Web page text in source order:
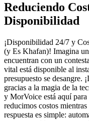
Reduciendo
Disponibilidad
¡Disponibilidad 24/7 y
(y Es Khafan)! Imagina
encuentran con un
vital está disponible al
presupuesto se desangre.
gracias a la magia de la
y MorVoice está aquí
reducimos costos
respuesta es simple: